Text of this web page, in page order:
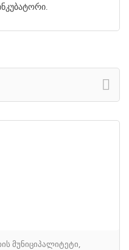
მუნიციპალიტეტი,